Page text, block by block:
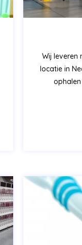
Wij leveren
locatie in